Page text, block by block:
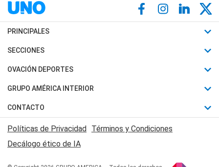
PRINCIPALES
Últimas Noticias
Política
Judiciales
Economia
SECCIONES
Horóscopo
Motores
Trucos caseros
Series y Películas
Edictos y Solicitadas
OVACIÓN DEPORTES
Fútbol
Mundial
Automovilismo
Rugby
GRUPO AMÉRICA INTERIOR
Canal 7 en Vivo
CONTACTO
Acerca de Nosotros
Contactanos
Políticas de Privacidad Términos y Condiciones
Decálogo ético de IA